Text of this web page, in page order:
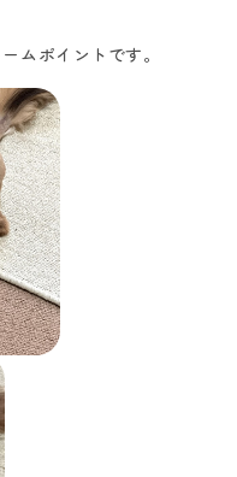
ムポイントです。